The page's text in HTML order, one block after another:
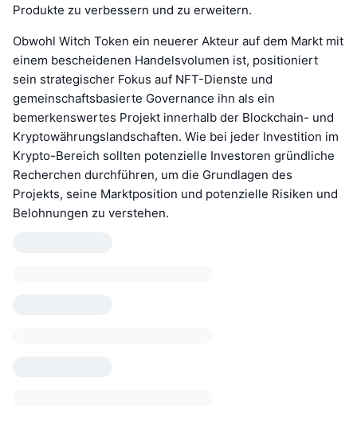
Produkte zu verbessern und zu erweitern.
Obwohl Witch Token ein neuerer Akteur auf dem Markt mit
einem bescheidenen Handelsvolumen ist, positioniert
sein strategischer Fokus auf NFT-Dienste und
gemeinschaftsbasierte Governance ihn als ein
bemerkenswertes Projekt innerhalb der Blockchain- und
Kryptowährungslandschaften. Wie bei jeder Investition im
Krypto-Bereich sollten potenzielle Investoren gründliche
Recherchen durchführen, um die Grundlagen des
Projekts, seine Marktposition und potenzielle Risiken und
Belohnungen zu verstehen.